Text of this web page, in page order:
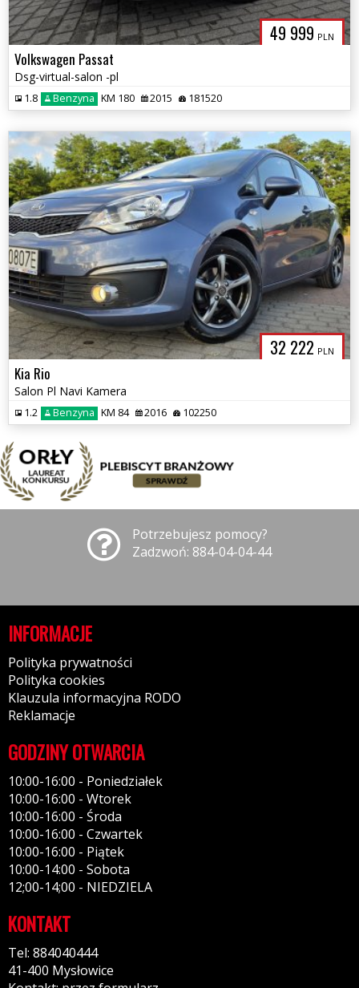
49 999 PLN
Volkswagen Passat
Dsg-virtual-salon -pl
1.8 Benzyna KM 180 2015 181520
32 222 PLN
Kia Rio
Salon Pl Navi Kamera
1.2 Benzyna KM 84 2016 102250
Potrzebujesz pomocy?
Zadzwoń: 884-04-04-44
INFORMACJE
Polityka prywatności
Polityka cookies
Klauzula informacyjna RODO
Reklamacje
GODZINY OTWARCIA
10:00-16:00 - Poniedziałek
10:00-16:00 - Wtorek
10:00-16:00 - Środa
10:00-16:00 - Czwartek
10:00-16:00 - Piątek
10:00-14:00 - Sobota
12;00-14;00 - NIEDZIELA
KONTAKT
Tel: 884040444
41-400 Mysłowice